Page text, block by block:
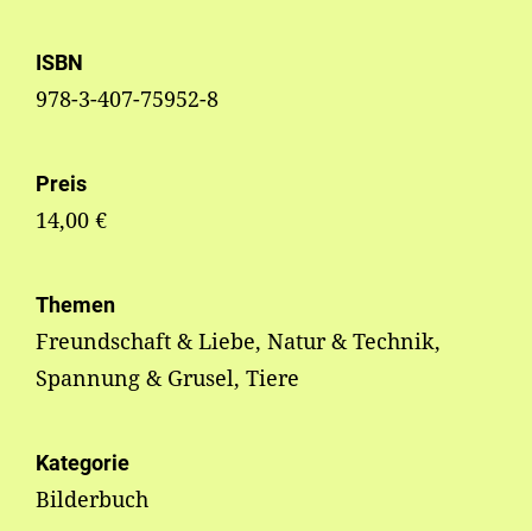
ISBN
978-3-407-75952-8
Preis
14,00 €
Themen
Freundschaft & Liebe, Natur & Technik,
Spannung & Grusel, Tiere
Kategorie
Bilderbuch